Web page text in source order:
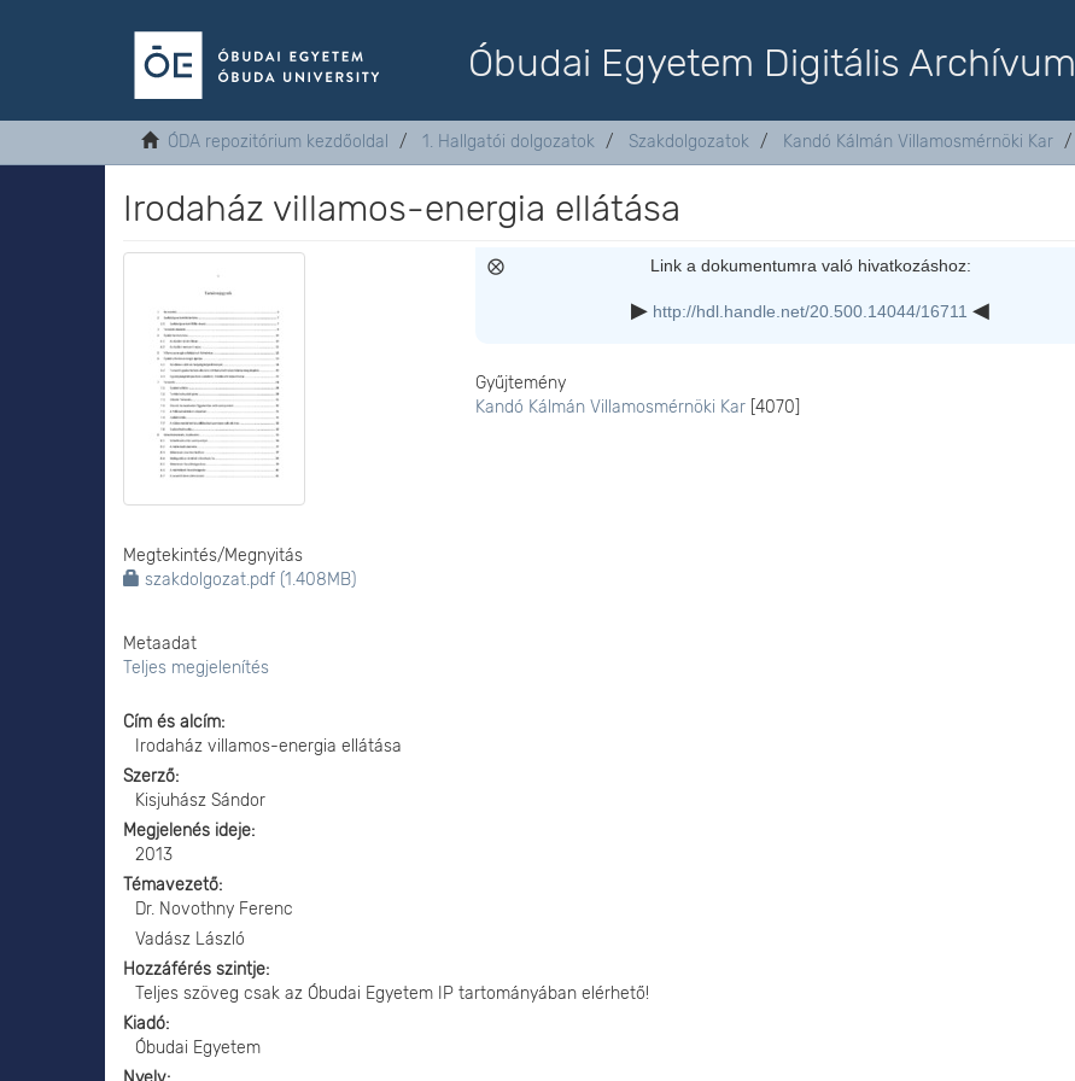
Óbudai Egyetem Digitális Archívum
ÓDA repozitórium kezdőoldal 1. Hallgatói dolgozatok Szakdolgozatok Kandó Kálmán Villamosmérnöki Kar
Irodaház villamos-energia ellátása
Megtekintés/Megnyitás
szakdolgozat.pdf (1.408MB)
Metaadat
Teljes megjelenítés
Link a dokumentumra való hivatkozáshoz:
http://hdl.handle.net/20.500.14044/16711
Gyűjtemény
Kandó Kálmán Villamosmérnöki Kar [4070]
Cím és alcím
Irodaház villamos-energia ellátása
Szerző
Kisjuhász Sándor
Megjelenés ideje
2013
Témavezető
Dr. Novothny Ferenc
Vadász László
Hozzáférés szintje
Teljes szöveg csak az Óbudai Egyetem IP tartományában elérhető!
Kiadó
Óbudai Egyetem